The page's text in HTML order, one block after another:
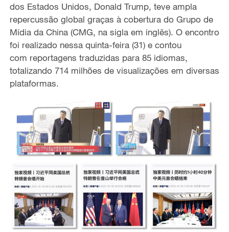
dos Estados Unidos, Donald Trump, teve ampla
repercussão global graças à cobertura do Grupo de
Mídia da China (CMG, na sigla em inglês). O encontro
foi realizado nessa quinta-feira (31) e contou
com reportagens traduzidas para 85 idiomas,
totalizando 714 milhões de visualizações em diversas
plataformas.